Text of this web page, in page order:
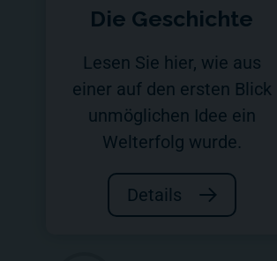
Die Geschichte
Lesen Sie hier, wie aus
einer auf den ersten Blick
unmöglichen Idee ein
Welterfolg wurde.
Details